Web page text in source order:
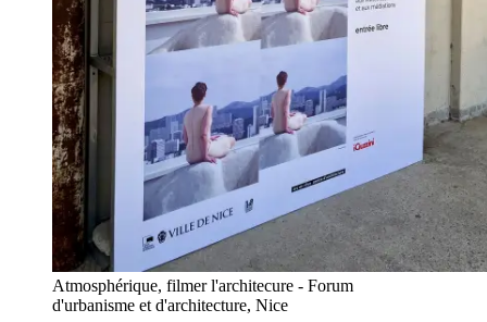
Atmosphérique, filmer l'architecure - Forum
d'urbanisme et d'architecture, Nice